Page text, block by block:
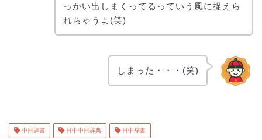
っかい出しまくってるっていう風に捉えら
れちゃうよ(笑)
しまった・・・(笑)
中日辞書 日中中日辞典 日中辞書